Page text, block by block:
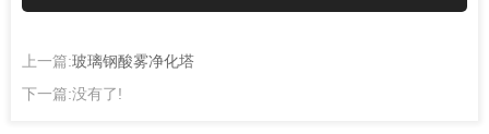
上一篇:玻璃钢酸雾净化塔
下一篇:没有了!